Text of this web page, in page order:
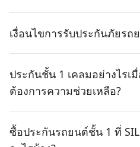
ถ้าคุณกำลังสนใจ อยากรู้ อยา
ประเภทต่าง ๆ อยากรู้ว่าประกัน
คุณเริ่มต้นได้ง่าย ๆ
เข้าไปที่เว็บไซต์
ทันที และรับการติดต่อกลับจาก
เวลาทำการ)
เพิ่มเพื่อนใน Line Official
เงื่อนไขการรับประกันภัยรถ
ประกันรถยนต์ชั้น 1 คุ้มครองต่
ภายในรถ รวมถึงทรัพย์สินและ
หายที่เกิดจากรถชน รถหาย ไ
ซ่อมศูนย์ และซ่อมอู่ประกัน โด
ต่างกันมาก เพราะ
มาตรฐาน มีอู่รองรับทั่วประเทศ
ประกันชั้น 1 เคลมอย่างไรเ
ต้องการความช่วยเหลือ?
ประกันรถยนต์ชั้น 1 สามารถเค
และเหตุฉุกเฉิน
กรณีเกิดอุบัติเหตุ
ซื้อประกันรถยนต์ชั้น 1 ที่